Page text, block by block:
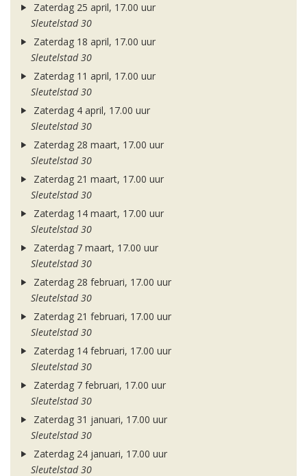
Zaterdag 25 april, 17.00 uur
Sleutelstad 30
Zaterdag 18 april, 17.00 uur
Sleutelstad 30
Zaterdag 11 april, 17.00 uur
Sleutelstad 30
Zaterdag 4 april, 17.00 uur
Sleutelstad 30
Zaterdag 28 maart, 17.00 uur
Sleutelstad 30
Zaterdag 21 maart, 17.00 uur
Sleutelstad 30
Zaterdag 14 maart, 17.00 uur
Sleutelstad 30
Zaterdag 7 maart, 17.00 uur
Sleutelstad 30
Zaterdag 28 februari, 17.00 uur
Sleutelstad 30
Zaterdag 21 februari, 17.00 uur
Sleutelstad 30
Zaterdag 14 februari, 17.00 uur
Sleutelstad 30
Zaterdag 7 februari, 17.00 uur
Sleutelstad 30
Zaterdag 31 januari, 17.00 uur
Sleutelstad 30
Zaterdag 24 januari, 17.00 uur
Sleutelstad 30